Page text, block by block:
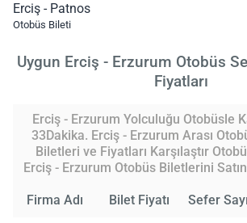
Erciş - Patnos
Otobüs Bileti
Uygun Erciş - Erzurum Otobüs
Fiyatları
Erciş - Erzurum Yolculuğu Otobüsle
33Dakika. Erciş - Erzurum Arası
Biletleri ve Fiyatları Karşılaştır
Erciş - Erzurum Otobüs Biletlerini
Firma Adı Bilet Fiyatı Sefer